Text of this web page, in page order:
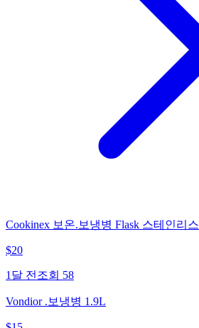
Cookinex 보온.보냉병 Flask 스테인리스
$20
1달 전 조회 58
Vondior .보냉병 1.9L